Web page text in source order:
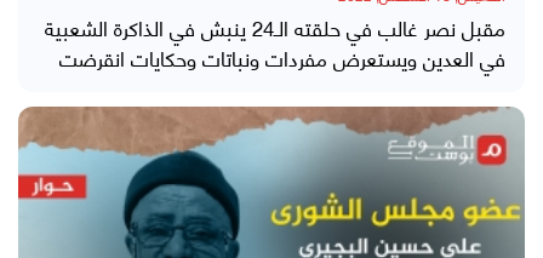
مقبل نصر غالب في حلقته الـ24 ينبش في الذاكرة الشعبية
في العدين ويستعرض مفردات ونباتات وحكايات انقرضت